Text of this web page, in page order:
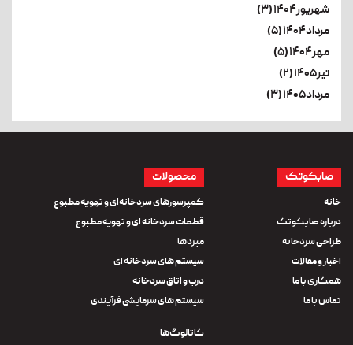
شهریور۱۴۰۴ (۳)
مرداد۱۴۰۴ (۵)
مهر۱۴۰۴ (۵)
تیر۱۴۰۵ (۲)
مرداد۱۴۰۵ (۳)
صابکوتک
خانه
درباره صابکوتک
طراحی سردخانه
اخبار و مقالات
همکاری با ما
تماس با ما
محصولات
کمپرسورهای سردخانه‌ای و تهویه مطبوع
قطعات سردخانه ای و تهویه مطبوع
مبردها
سیستم های سردخانه ای
درب و اتاق سردخانه
سیستم های سرمایشی فرآیندی
کاتالوگ‌ها